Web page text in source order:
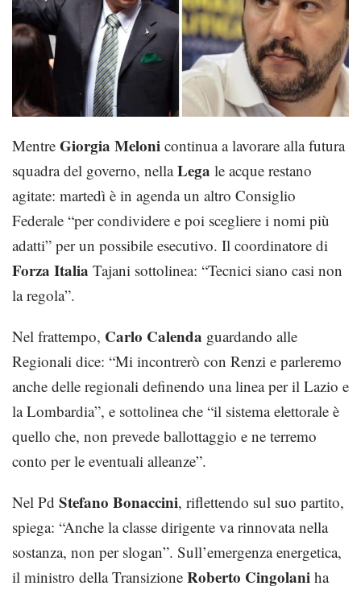
Mentre Giorgia Meloni continua a lavorare alla futura
squadra del governo, nellaLega le acque restano
agitate: martedì è in agenda un altro Consiglio
Federale “per condividere e poi scegliere i nomi più
adatti” per un possibile esecutivo. Il coordinatore di
Forza Italia Tajani sottolinea: “Tecnici siano casi non
la regola”.
Nel frattempo, Carlo Calenda guardando alle
Regionali dice: “Mi incontrerò con Renzi e parleremo
anche delle regionali definendo una linea per il Lazio e
la Lombardia”, e sottolinea che “il sistema elettorale è
quello che, non prevede ballottaggio e ne terremo
conto per le eventuali alleanze”.
Nel Pd Stefano Bonaccini, riflettendo sul suo partito,
spiega: “Anche la classe dirigente va rinnovata nella
sostanza, non per slogan”. Sull’emergenza energetica,
il ministro della Transizione Roberto Cingolani ha